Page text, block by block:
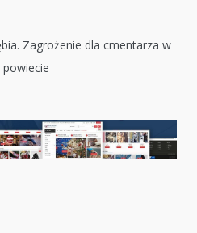
Zagrożenie dla cmentarza w
powiecie